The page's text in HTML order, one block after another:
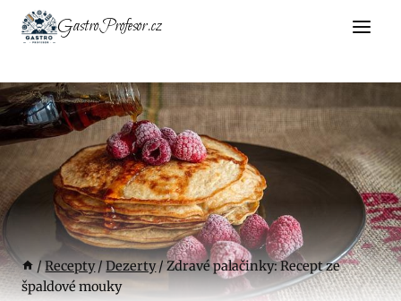
Přeskočit
GastroProfesor.cz
/Recepty/Dezerty/ Zdravé palačinky: Recept ze
špaldové mouky